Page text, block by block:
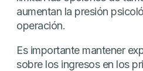
aumentan la presión
operación.
Es importante mantener
sobre los ingresos en los